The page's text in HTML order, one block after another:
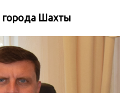
города Шахты